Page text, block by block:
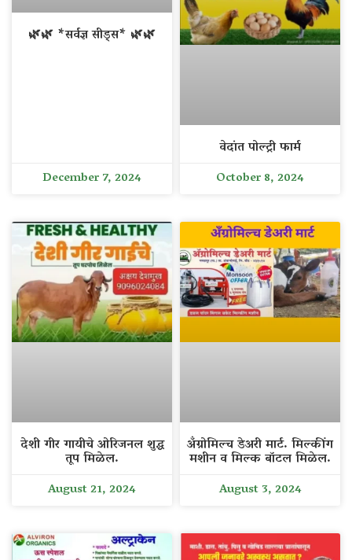
🌿🌿 *सर्वज्ञ सीड्स* 🌿🌿
December 7, 2024
वेदांत पोल्ट्री फार्म
October 8, 2024
देशी गीर गायीचे ओरिजनल शुद्ध
तूप मिळेल.
August 21, 2024
अँग्रोमिल्च डेअरी मार्ट. मिल्कींग
मशीन व मिल्क बॉटल मिळेल.
August 3, 2024